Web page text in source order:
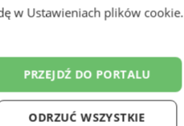
prowadzenia
Zabrzu
w Ustawieniach plików cookie
PRZEJDŹ DO PORTALU
ODRZUĆ WSZYSTKIE